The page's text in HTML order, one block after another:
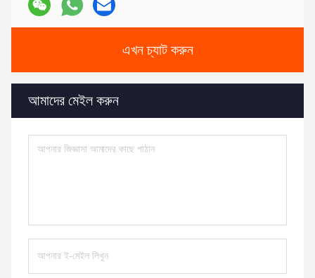
এখন চ্যাট করুন
আমাদের মেইল ​​করুন